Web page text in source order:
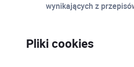
wynikających z
Pliki cookies